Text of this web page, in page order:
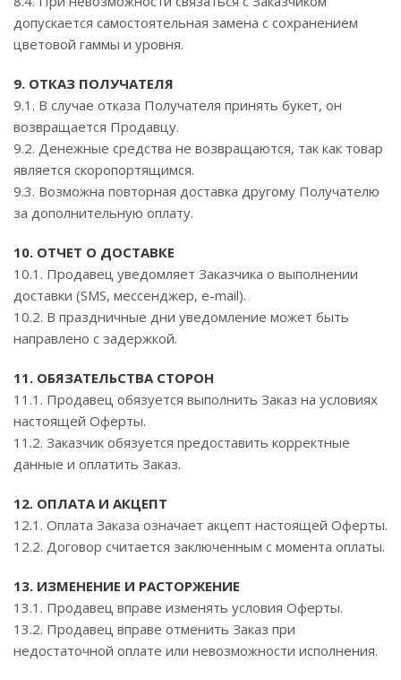
допускается самостоятельная замена с сохранением
цветовой гаммы и уровня.
9. ОТКАЗ ПОЛУЧАТЕЛЯ
9.1. В случае отказа Получателя принять букет, он
возвращается Продавцу.
9.2. Денежные средства не возвращаются, так как товар
является скоропортящимся.
9.3. Возможна повторная доставка другому Получателю
за дополнительную оплату.
10. ОТЧЕТ О ДОСТАВКЕ
10.1. Продавец уведомляет Заказчика о выполнении
доставки (SMS, мессенджер, e-mail).
10.2. В праздничные дни уведомление может быть
направлено с задержкой.
11. ОБЯЗАТЕЛЬСТВА СТОРОН
11.1. Продавец обязуется выполнить Заказ на условиях
настоящей Оферты.
11.2. Заказчик обязуется предоставить корректные
данные и оплатить Заказ.
12. ОПЛАТА И АКЦЕПТ
12.1. Оплата Заказа означает акцепт настоящей Оферты.
12.2. Договор считается заключенным с момента оплаты.
13. ИЗМЕНЕНИЕ И РАСТОРЖЕНИЕ
13.1. Продавец вправе изменять условия Оферты.
13.2. Продавец вправе отменить Заказ при
недостаточной оплате или невозможности исполнения.